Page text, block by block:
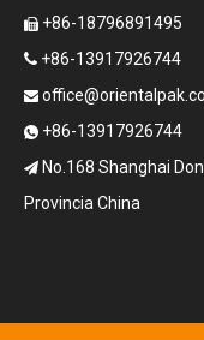
 +86-18796891495
 +86-13917926744

 +86-13917926744
 No.168 Shanghai
Provincia China